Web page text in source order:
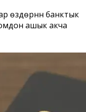
өздөрүнүн банктык
ашык акча